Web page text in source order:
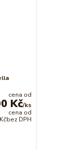
cena od
Kč/ks
cena od
bez DPH